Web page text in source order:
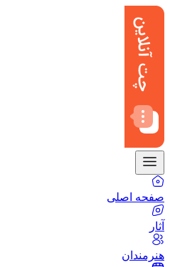
صفحه اصلی
آثار
هنرمندان